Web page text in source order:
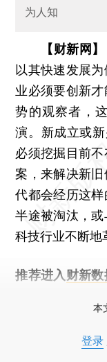
为人知
【财新网
以其快速发展
业必须要创新
势的观察者，
演。新成立或
必须挖掘目前
案，来解决新
代都会经历这
半途被淘汰，或
科技行业不断地
推荐进入 财新
本
登录